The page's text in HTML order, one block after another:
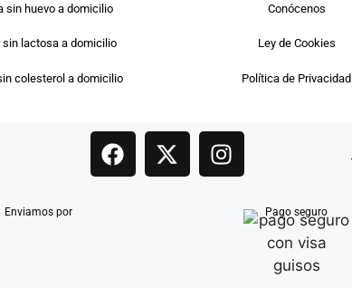
sin huevo a domicilio
sin lactosa a domicilio
colesterol a domicilio
Conócenos
Ley de Cookies
Política de Privacidad
Enviamos por Pago seguro